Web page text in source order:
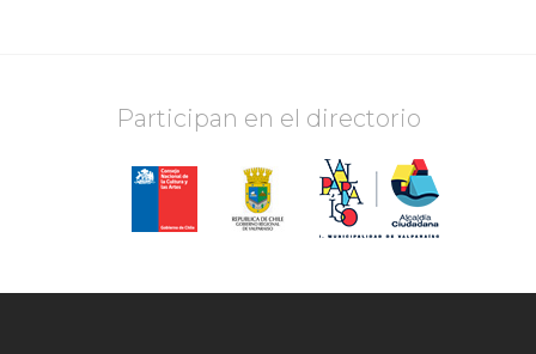
Participan en el directorio